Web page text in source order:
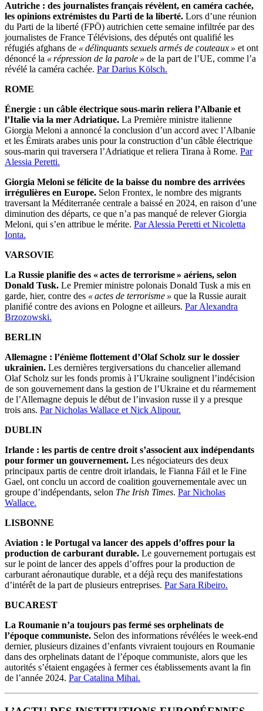
Autriche : des journalistes français révèlent, en caméra cachée,
les opinions extrémistes du Parti de la liberté. Lors d’une réunion
du Parti de la liberté (FPÖ) autrichien cette semaine infiltrée par des
journalistes de France Télévisions, des députés ont qualifié les
réfugiés afghans de « délinquants sexuels armés de couteaux » et ont
dénoncé la « répression de la parole » de la part de l’UE, comme l’a
révélé la caméra cachée. Par Darius Kölsch.
ROME
Énergie : un câble électrique sous-marin reliera l’Albanie et
l’Italie via la mer Adriatique. La Première ministre italienne
Giorgia Meloni a annoncé la conclusion d’un accord avec l’Albanie
et les Émirats arabes unis pour la construction d’un câble électrique
sous-marin qui traversera l’Adriatique et reliera Tirana à Rome. Par
Alessia Peretti.
Giorgia Meloni se félicite de la baisse du nombre des arrivées
irrégulières en Europe. Selon Frontex, le nombre des migrants
traversant la Méditerranée centrale a baissé en 2024, en raison d’une
diminution des départs, ce que n’a pas manqué de relever Giorgia
Meloni, qui s’en attribue le mérite. Par Alessia Peretti et Nicoletta
Ionta.
VARSOVIE
La Russie planifie des « actes de terrorisme » aériens, selon
Donald Tusk. Le Premier ministre polonais Donald Tusk a mis en
garde, hier, contre des « actes de terrorisme » que la Russie aurait
planifié contre des avions en Pologne et ailleurs. Par Alexandra
Brzozowski.
BERLIN
Allemagne : l’énième flottement d’Olaf Scholz sur le dossier
ukrainien. Les dernières tergiversations du chancelier allemand
Olaf Scholz sur les fonds promis à l’Ukraine soulignent l’indécision
de son gouvernement dans la gestion de l’Ukraine et du réarmement
de l’Allemagne depuis le début de l’invasion russe il y a presque
trois ans. Par Nicholas Wallace et Nick Alipour.
DUBLIN
Irlande : les partis de centre droit s’associent aux indépendants
pour former un gouvernement. Les négociateurs des deux
principaux partis de centre droit irlandais, le Fianna Fáil et le Fine
Gael, ont conclu un accord de coalition gouvernementale avec un
groupe d’indépendants, selon The Irish Times. Par Nicholas
Wallace.
LISBONNE
Aviation : le Portugal va lancer des appels d’offres pour la
production de carburant durable. Le gouvernement portugais est
sur le point de lancer des appels d’offres pour la production de
carburant aéronautique durable, et a déjà reçu des manifestations
d’intérêt de la part de plusieurs entreprises. Par Sara Ribeiro.
BUCAREST
La Roumanie n’a toujours pas fermé ses orphelinats de
l’époque communiste. Selon des informations révélées le week-end
dernier, plusieurs dizaines d’enfants vivraient toujours en Roumanie
dans des orphelinats datant de l’époque communiste, alors que les
autorités s’étaient engagées à fermer ces établissements avant la fin
de l’année 2024. Par Catalina Mihai.